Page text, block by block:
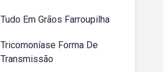
Tudo Em Grãos Farroupilha
Tricomoníase Forma De
Transmissão